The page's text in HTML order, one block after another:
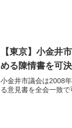
【東京】小金井
める陳情書を可決
小金井市議会は2008
る意見書を全会一致で